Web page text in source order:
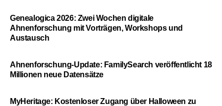
Genealogica 2026: Zwei Wochen digitale
Ahnenforschung mit Vorträgen, Workshops und
Austausch
Ahnenforschung-Update: FamilySearch veröffentlicht 18
Millionen neue Datensätze
MyHeritage: Kostenloser Zugang über Halloween zu